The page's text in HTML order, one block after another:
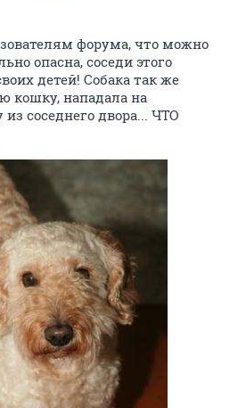
форума, что можно
опасна, соседи этого
детей! Собака так же
кошку, нападала на
соседнего двора... ЧТО